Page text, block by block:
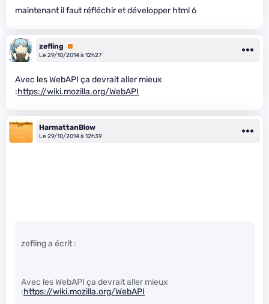
maintenant il faut réfléchir et développer html 6
zefling
Premium
Le 29/10/2014 à 12h27
Avec les WebAPI ça devrait aller mieux
:https://wiki.mozilla.org/WebAPI
HarmattanBlow
Le 29/10/2014 à 12h39
zefling a écrit :
Avec les WebAPI ça devrait aller mieux
:https://wiki.mozilla.org/WebAPI